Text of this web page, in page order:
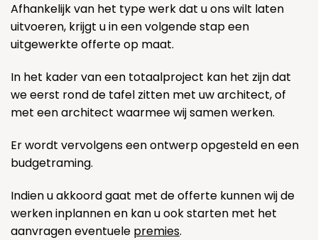
Afhankelijk van het type werk dat u ons wilt laten
uitvoeren, krijgt u in een volgende stap een
uitgewerkte offerte op maat.
In het kader van een totaalproject kan het zijn dat
we eerst rond de tafel zitten met uw architect, of
met een architect waarmee wij samen werken.
Er wordt vervolgens een ontwerp opgesteld en een
budgetraming.
Indien u akkoord gaat met de offerte kunnen wij de
werken inplannen en kan u ook starten met het
aanvragen eventuele premies.